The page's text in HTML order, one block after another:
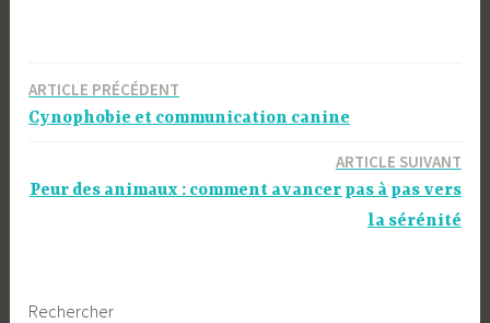
Navigation
de
ARTICLE PRÉCÉDENT
Cynophobie et communication canine
ARTICLE SUIVANT
Peur des animaux : comment avancer pas à pas vers
la sérénité
Rechercher